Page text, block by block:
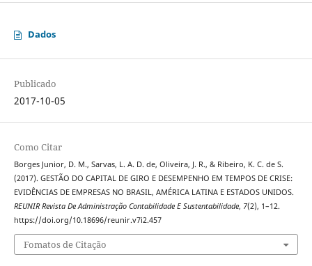
Dados
Publicado
2017-10-05
Como Citar
Borges Junior, D. M., Sarvas, L. A. D. de, Oliveira, J. R., & Ribeiro, K. C. de S.
(2017). GESTÃO DO CAPITAL DE GIRO E DESEMPENHO EM TEMPOS DE CRISE:
EVIDÊNCIAS DE EMPRESAS NO BRASIL, AMÉRICA LATINA E ESTADOS UNIDOS.
REUNIR Revista De Administração Contabilidade E Sustentabilidade, 7(2), 1–12.
https://doi.org/10.18696/reunir.v7i2.457
Fomatos de Citação